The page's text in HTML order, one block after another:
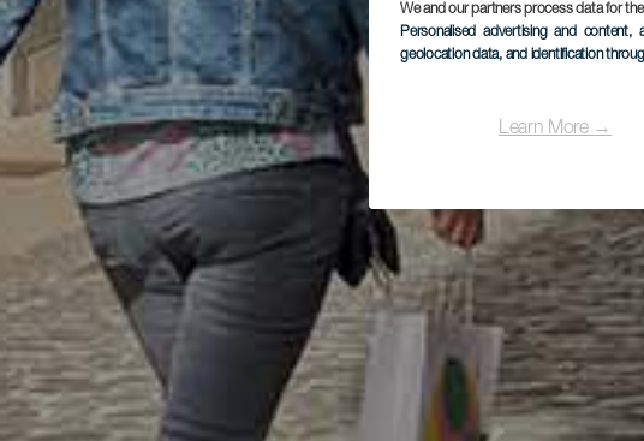
We and our partners process data for
Personalised advertising and content,
geolocation data, and identification
Learn More →